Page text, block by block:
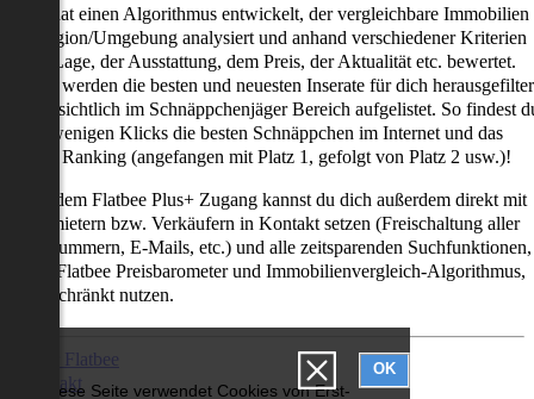
Diese Seite verwendet Cookies von Erst-
OK
hat einen Algorithmus entwickelt, der vergleichbare Immobilien
Region/Umgebung analysiert und anhand verschiedener Kriterien
der Lage, der Ausstattung, dem Preis, der Aktualität etc. bewertet.
werden die besten und neuesten Inserate für dich
übersichtlich im Schnäppchenjäger Bereich aufgelistet. So findest
nur wenigen Klicks die besten Schnäppchen im Internet und das
als Ranking (angefangen mit Platz 1, gefolgt von Platz 2 usw.)!
mit dem Flatbee Plus+ Zugang kannst du dich außerdem direkt mit
Vermietern bzw. Verkäufern in Kontakt setzen (Freischaltung aller
E-Mails, etc.) und alle zeitsparenden Suchfunktionen,
den Flatbee Preisbarometer und Immobilienvergleich-Algorithmus,
nutzen.
Über Flatbee
Kontakt